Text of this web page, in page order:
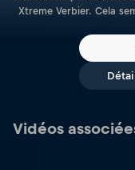
Xtreme Verbier. Cela
Vidéos